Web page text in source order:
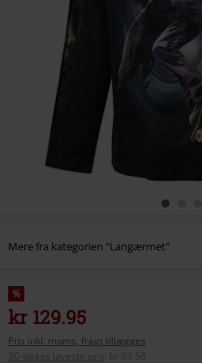
Mere fra kategorien "Langærmet"
%
kr 129.95
Pris inkl. moms, fragt tillægges
30-dages laveste pris
kr 93.56